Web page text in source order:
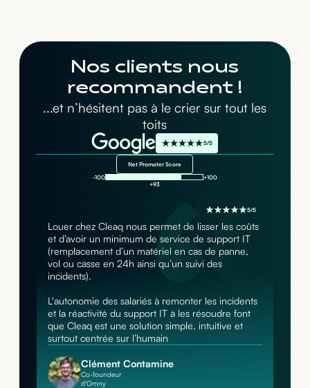
Nos clients nous
recommandent !
...et n’hésitent pas à le crier sur tout les
toits
5/5
Net Promoter Score
-100
+100
+93
5/5
Louer chez Cleaq nous permet de lisser les coûts
et d’avoir un minimum de service de support IT
(remplacement d’un matériel en cas de panne,
vol ou casse en 24h ainsi qu’un suivi des
incidents).
L'autonomie des salariés à remonter les incidents
et la réactivité du support IT à les résoudre font
que Cleaq est une solution simple, intuitive et
surtout centrée sur l’humain
Clément Contamine
Co-foundeur
d'Omny